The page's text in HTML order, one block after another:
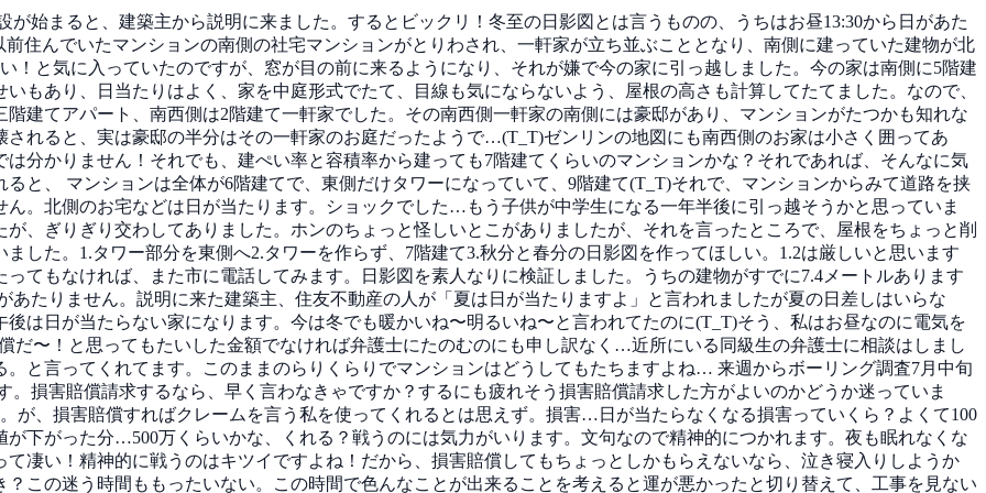
が始まると、建築主から説明に来ました。するとビックリ！冬至の日影図とは言うものの、うちはお昼13:30から日があた
住んでいたマンションの南側の社宅マンションがとりわされ、一軒家が立ち並ぶこととなり、南側に建っていた建物が北
！と気に入っていたのですが、窓が目の前に来るようになり、それが嫌で今の家に引っ越しました。今の家は南側に5階建
もあり、日当たりはよく、家を中庭形式でたて、目線も気にならないよう、屋根の高さも計算してたてました。なので、
建てアパート、南西側は2階建て一軒家でした。その南西側一軒家の南側には豪邸があり、マンションがたつかも知れな
れると、実は豪邸の半分はその一軒家のお庭だったようで…(T_T)ゼンリンの地図にも南西側のお家は小さく囲ってあ
分かりません！それでも、建ぺい率と容積率から建っても7階建てくらいのマンションかな？それであれば、そんなに気
と、 マンションは全体が6階建てで、東側だけタワーになっていて、9階建て(T_T)それで、マンションからみて道路を挟
。北側のお宅などは日が当たります。ショックでした…もう子供が中学生になる一年半後に引っ越そうかと思っていま
、ぎりぎり交わしてありました。ホンのちょっと怪しいとこがありましたが、それを言ったところで、屋根をちょっと削
した。1.タワー部分を東側へ2.タワーを作らず、7階建て3.秋分と春分の日影図を作ってほしい。1.2は厳しいと思います
てもなければ、また市に電話してみます。日影図を素人なりに検証しました。うちの建物がすでに7.4メートルあります
あたりません。説明に来た建築主、住友不動産の人が「夏は日が当たりますよ」と言われましたが夏の日差しはいらな
は日が当たらない家になります。今は冬でも暖かいね〜明るいね〜と言われてたのに(T_T)そう、私はお昼なのに電気を
だ〜！と思ってもたいした金額でなければ弁護士にたのむのにも申し訳なく…近所にいる同級生の弁護士に相談はしまし
と言ってくれてます。このままのらりくらりでマンションはどうしてもたちますよね… 来週からボーリング調査7月中旬
損害賠償請求するなら、早く言わなきゃですか？するにも疲れそう損害賠償請求した方がよいのかどうか迷っていま
が、損害賠償すればクレームを言う私を使ってくれるとは思えず。損害…日が当たらなくなる損害っていくら？よくて100
下がった分…500万くらいかな、くれる？戦うのには気力がいります。文句なので精神的につかれます。夜も眠れなくな
凄い！精神的に戦うのはキツイですよね！だから、損害賠償してもちょっとしかもらえないなら、泣き寝入りしようか
この迷う時間ももったいない。この時間で色んなことが出来ることを考えると運が悪かったと切り替えて、工事を見ない